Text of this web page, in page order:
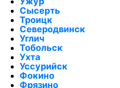
Сысерть
Троицк
Северодвинск
Углич
Тобольск
Ухта
Уссурийск
Фокино
Фрязино